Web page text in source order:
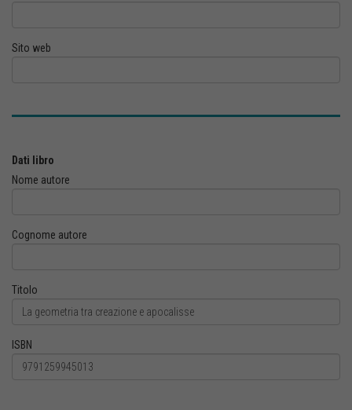
Sito web
Dati libro
Nome autore
Cognome autore
Titolo
ISBN